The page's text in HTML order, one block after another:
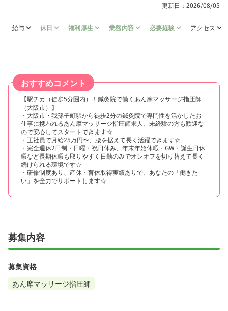
更新日：2026/08/05
給与 休日 福利厚生 業務内容 必要経験 アクセス
おすすめコメント
【駅チカ（徒歩5分圏内）！鍼灸院で働くあん摩マッサージ指圧師
（大阪市）】
・大阪市・我孫子町駅から徒歩2分の鍼灸院で専門性を活かしたお
仕事に携われるあん摩マッサージ指圧師求人、未経験の方も歓迎な
ので安心してスタートできます☆
・正社員で月給25万円〜、腰を据えて長く活躍できます☆
・完全週休2日制・日曜・祝日休み、年末年始休暇・GW・誕生日休
暇など長期休暇も取りやすく日勤のみでオンオフを切り替えて長く
続けられる環境です☆
・研修制度あり、産休・育休取得実績ありで、あなたの「働きた
い」を全力でサポートします☆
募集内容
募集資格
あん摩マッサージ指圧師